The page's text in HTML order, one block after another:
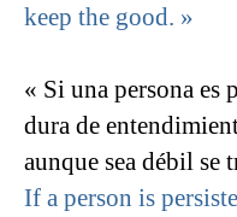
keep the good. »
« Si una persona es
dura de
aunque sea débil se
If a person is